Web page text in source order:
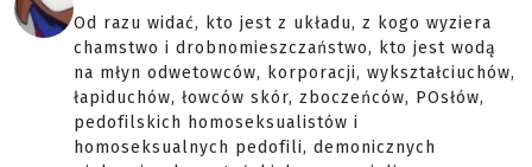
Od razu widać, kto jest z układu, z kogo wyziera
chamstwo i drobnomieszczaństwo, kto jest wodą
na młyn odwetowców, korporacji, wykształciuchów,
łapiduchów, łowców skór, zboczeńców, POsłów,
pedofilskich homoseksualistów i
homoseksualnych pedofili, demonicznych